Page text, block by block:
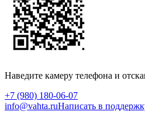
Наведите камеру телефона и
+7 (980) 180-06-07
info@vahta.ruНаписать в